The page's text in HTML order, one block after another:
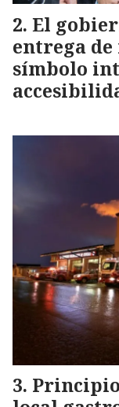
El
entrega
símbolo